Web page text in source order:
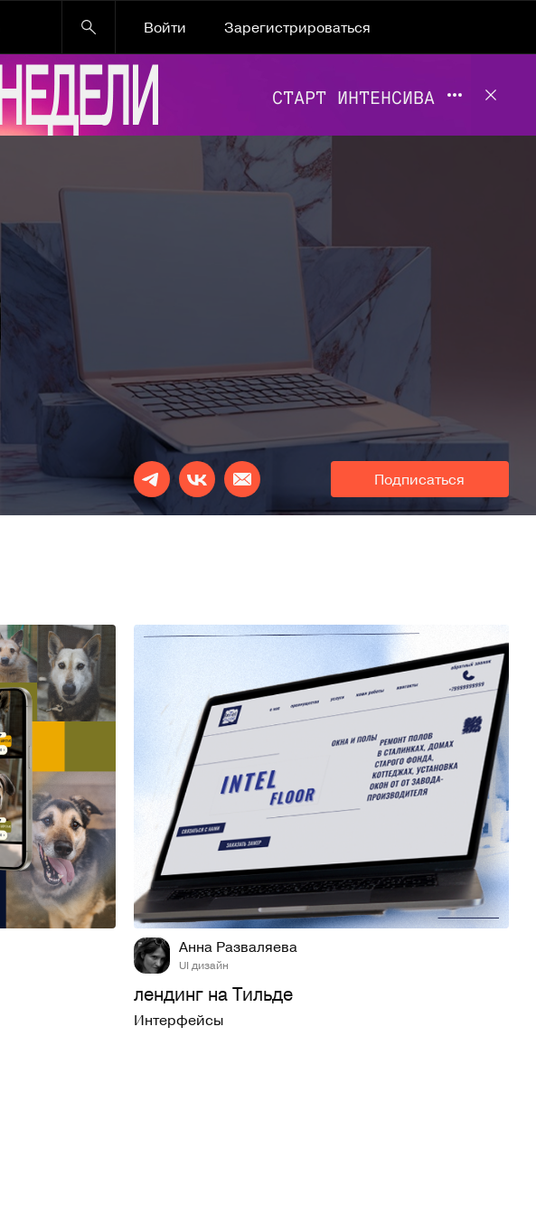
Войти
Зарегистрироваться
Подписаться
17 343 15 273
Анна Разваляева
UI дизайн
лендинг на Тильде
Интерфейсы